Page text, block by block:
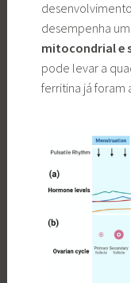
desenvolvimento
desempenha
mitocondrial e
pode levar a
ferritina já foram